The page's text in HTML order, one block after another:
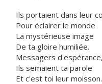
Ils portaient dans leur
Pour éclairer le monde
La mystérieuse image
De ta gloire humiliée.
Messagers d'espérance,
Ils semaient ta parole
Et c'est toi leur moisson.